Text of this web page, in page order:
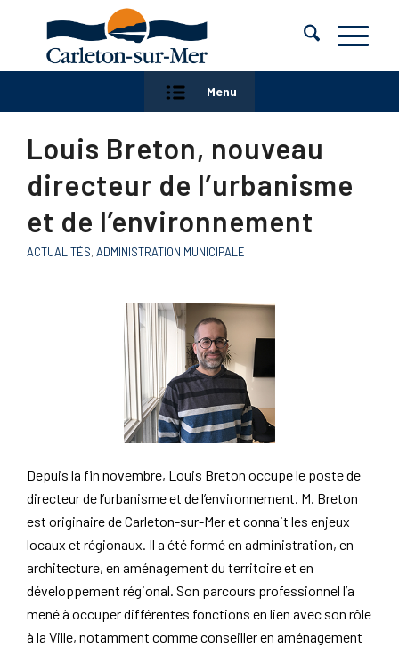
Menu
Louis Breton, nouveau
directeur de l’urbanisme
et de l’environnement
ACTUALITÉS, ADMINISTRATION MUNICIPALE
Depuis la fin novembre, Louis Breton occupe le poste de
directeur de l’urbanisme et de l’environnement. M. Breton
est originaire de Carleton-sur-Mer et connait les enjeux
locaux et régionaux. Il a été formé en administration, en
architecture, en aménagement du territoire et en
développement régional. Son parcours professionnel l’a
mené à occuper différentes fonctions en lien avec son rôle
à la Ville, notamment comme conseiller en aménagement